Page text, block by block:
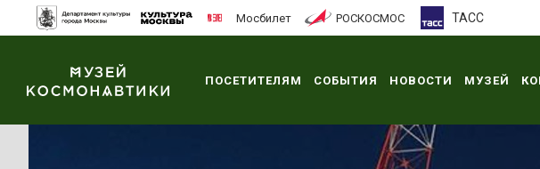
Мосбилет РОСКОСМОС ТАСС
ПОСЕТИТЕЛЯМ СОБЫТИЯ НОВОСТИ МУЗЕЙ